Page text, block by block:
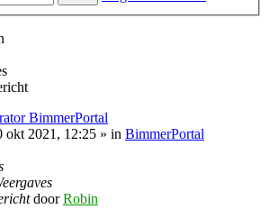
BimmerPortal
okt 2021, 12:25 » in BimmerPortal
doorRobin